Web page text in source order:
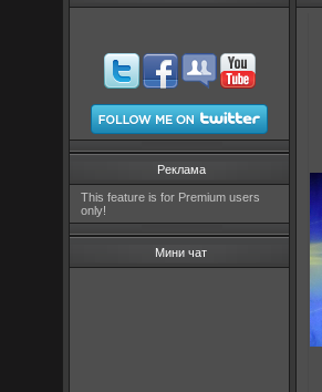
Реклама
This feature is for Premium users
only!
Мини чат